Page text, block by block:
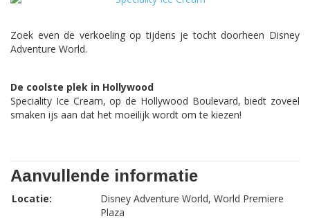
Zoek even de verkoeling op tijdens je tocht doorheen Disney
Adventure World.
De coolste plek in Hollywood
Speciality Ice Cream, op de Hollywood Boulevard, biedt zoveel
smaken ijs aan dat het moeilijk wordt om te kiezen!
Aanvullende informatie
Locatie:
Disney Adventure World, World Premiere
Plaza